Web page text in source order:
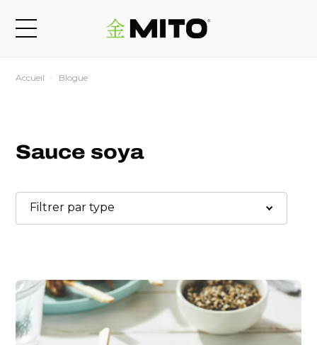
Accueil Blogue
Sauce soya
Filtrer par type